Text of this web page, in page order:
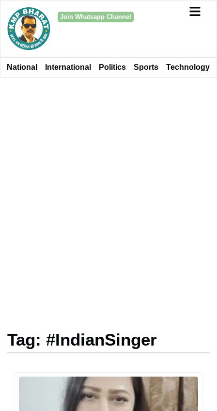
Join Whatsapp Channel
National International Politics Sports Technology
Tag: #IndianSinger